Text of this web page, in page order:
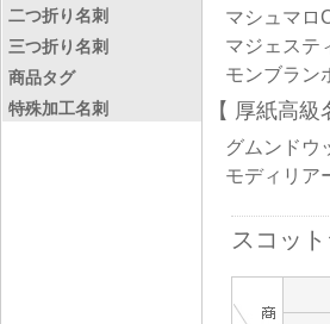
二つ折り名刺
三つ折り名刺
商品タグ
特殊加工名刺
マシュマロ
マジェステ
モンブラン
厚紙高級
グムンドウ
モディリア
スコッ